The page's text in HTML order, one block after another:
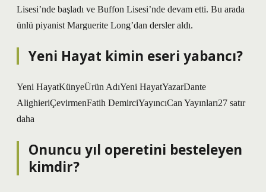
Lisesi’nde başladı ve Buffon Lisesi’nde devam etti. Bu arada
ünlü piyanist Marguerite Long’dan dersler aldı.
Yeni Hayat kimin eseri yabancı?
Yeni HayatKünyeÜrün AdıYeni HayatYazarDante
AlighieriÇevirmenFatih DemirciYayıncıCan Yayınları27 satır
daha
Onuncu yıl operetini besteleyen
kimdir?